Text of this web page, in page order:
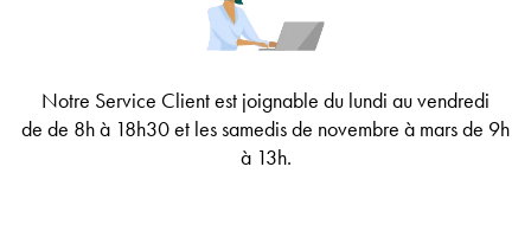
Notre Service Client est joignable du lundi au vendredi
de de 8h à 18h30et les samedis de novembre à mars de 9h
à 13h.